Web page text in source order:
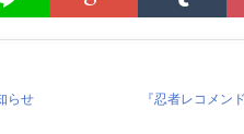
らせ 『忍者レコメン